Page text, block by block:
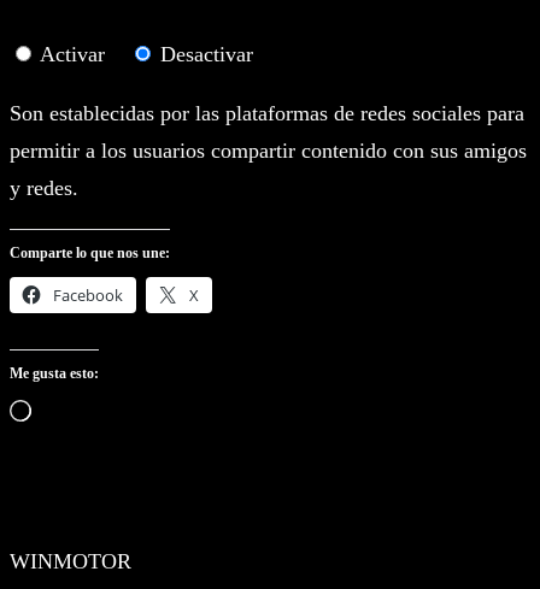
Activar Desactivar
Son establecidas por las plataformas de redes sociales para
permitir a los usuarios compartir contenido con sus amigos
y redes.
Comparte lo que nos une:
Facebook X
Me gusta esto:
Cargando…
WINMOTOR